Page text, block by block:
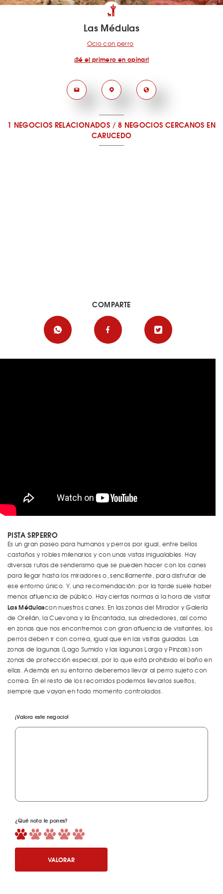
Las Médulas
Ocio con perro
¡Sé el primero en opinar!
1 NEGOCIOS RELACIONADOS/8 NEGOCIOS CERCANOS EN
CARUCEDO
PISTA SRPERRO
Es un gran paseo para humanos y perros por igual, entre bellos
castaños y robles milenarios y con unas vistas inigualables. Hay
diversas rutas de senderismo que se pueden hacer con los canes
para llegar hasta los miradores o, sencillamente, para disfrutar de
ese entorno único. Y, una recomendación: por la tarde suele haber
menos afluencia de público. Hay ciertas normas a la hora de visitar
Las Médulascon nuestros canes: En las zonas del Mirador y Galería
de Orellán, la Cuevona y la Encantada, sus alrededores, así como
en zonas que nos encontremos con gran afluencia de visitantes, los
perros deben ir con correa, igual que en las visitas guiadas. Las
zonas de lagunas (Lago Sumido y las lagunas Larga y Pinzais) son
zonas de protección especial, por lo que está prohibido el baño en
ellas. Además en su entorno deberemos llevar al perro sujeto con
correa. En el resto de los recorridos podemos llevarlos sueltos,
siempre que vayan en todo momento controlados.
¡Valora este negocio!
¿Qué nota le pones?
VALORAR
COMPARTE